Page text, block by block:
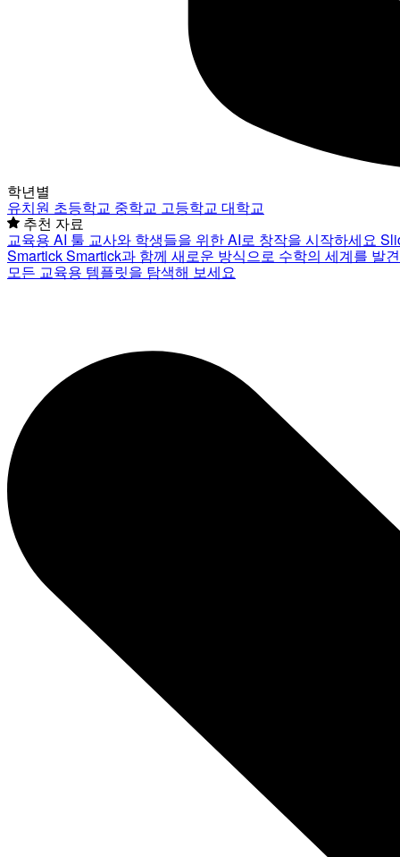
학년별
유치원 초등학교 중학교 고등학교 대학교
추천 자료
교육용 AI 툴 교사와 학생들을 위한 AI로 창작을 시작하세요
SmartickSmartick과 함께 새로운 방식으로 수학의 세계를 발
모든 교육용 템플릿을 탐색해 보세요